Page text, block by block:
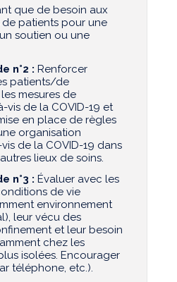
que de besoin aux
de patients pour une
soutien ou une
n°2 : Renforcer
patients/de
mesures de
vis de la COVID-19 et
en place de règles
organisation
de la COVID-19 dans
lieux de soins.
n°3 : Évaluer avec les
de vie
environnement
leur vécu des
et leur besoin
chez les
isolées. Encourager
téléphone, etc.).